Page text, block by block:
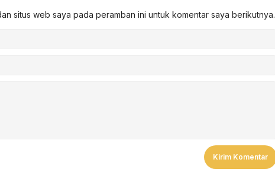
situs web saya pada peramban ini untuk komentar saya berikutnya.